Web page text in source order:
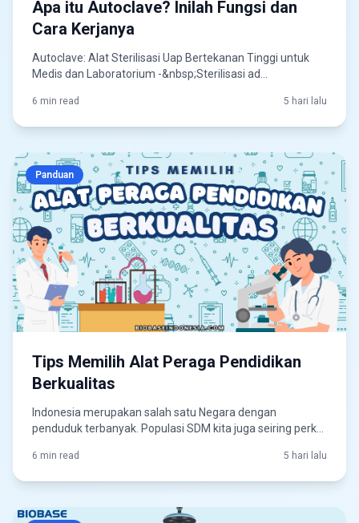
Apa itu Autoclave? Inilah Fungsi dan
Cara Kerjanya
Autoclave: Alat Sterilisasi Uap Bertekanan Tinggi untuk
Medis dan Laboratorium -&nbsp;Sterilisasi ad...
6 min read 5 hari lalu
Panduan
Tips Memilih Alat Peraga Pendidikan
Berkualitas
Indonesia merupakan salah satu Negara dengan
penduduk terbanyak. Populasi SDM kita juga seiring perk...
6 min read 5 hari lalu